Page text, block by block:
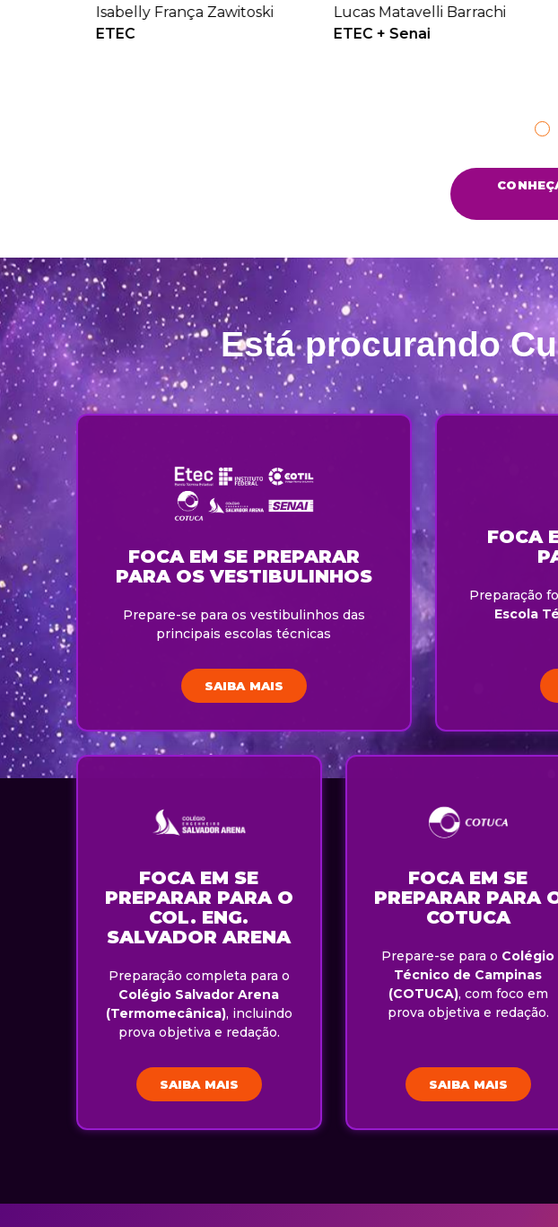
Isabelly França Zawitoski
Lucas Matavelli Barrachi
ETEC + Senai
ETEC
Está procurando
FOCA EM SE PREPARAR
PARA OS VESTIBULINHOS
Prepare-se para os vestibulinhos das
principais escolas técnicas
SAIBA MAIS
FOCA
Preparação
Escola
FOCA EM SE
PREPARAR PARA O
COL. ENG.
SALVADOR ARENA
Preparação completa para o
Colégio Salvador Arena
(Termomecânica), incluindo
prova objetiva e redação.
SAIBA MAIS
FOCA EM SE
PREPARAR PARA
COTUCA
Prepare-se para o Colégio
Técnico de Campinas
(COTUCA), com foco em
prova objetiva e redação.
SAIBA MAIS